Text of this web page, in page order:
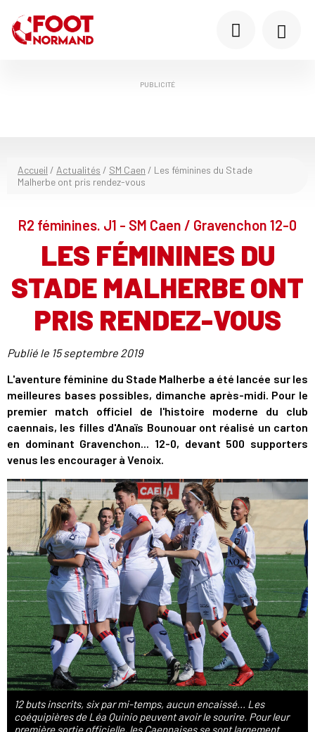
PUBLICITÉ
Accueil / Actualités / SM Caen / Les féminines du Stade
Malherbe ont pris rendez-vous
R2 féminines. J1 - SM Caen / Gravenchon 12-0
LES FÉMININES DU
STADE MALHERBE ONT
PRIS RENDEZ-VOUS
Publié le 15 septembre 2019
L'aventure féminine du Stade Malherbe a été lancée sur les
meilleures bases possibles, dimanche après-midi. Pour le
premier match officiel de l'histoire moderne du club
caennais, les filles d'Anaïs Bounouar ont réalisé un carton
en dominant Gravenchon... 12-0, devant 500 supporters
venus les encourager à Venoix.
12 buts inscrits, six par mi-temps, aucun encaissé... Les
coéquipières de Léa Quinio peuvent avoir le sourire. Pour leur